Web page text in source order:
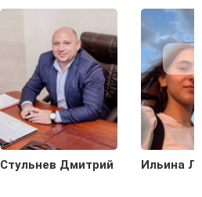
Стульнев Дмитрий Ильина